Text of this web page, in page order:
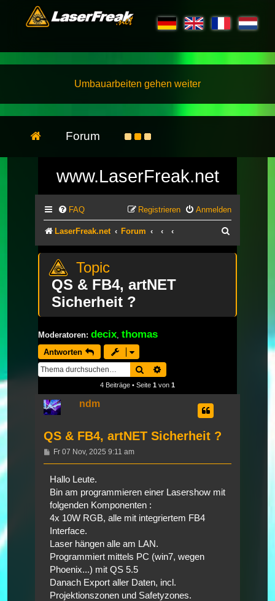
Umbauarbeiten gehen weiter
Forum
www.LaserFreak.net
FAQ Anmelden
Registrieren
LaserFreak.net Forum
QS & FB4, artNET
Sicherheit ?
Moderatoren: decix, thomas
Antworten
Suche
4 Beiträge • Seite 1 von 1
ndm
QS & FB4, artNET Sicherheit ?
Beitrag
Fr 07 Nov, 2025 9:11 am
Hallo Leute.
Bin am programmieren einer Lasershow mit
folgenden Komponenten :
4x 10W RGB, alle mit integriertem FB4
Interface.
Laser hängen alle am LAN.
Programmiert mittels PC (win7, wegen
Phoenix...) mit QS 5.5
Danach Export aller Daten, incl.
Projektionszonen und Safetyzones.